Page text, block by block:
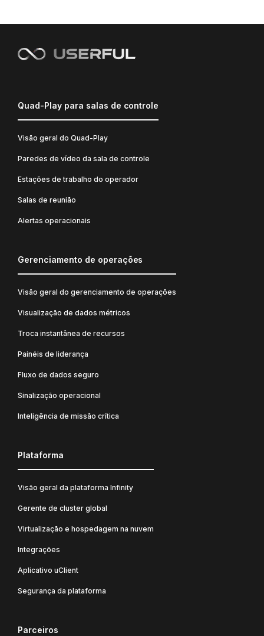
Quad-Play para salas de controle
Visão geral do Quad-Play
Paredes de vídeo da sala de controle
Estações de trabalho do operador
Salas de reunião
Alertas operacionais
Gerenciamento de operações
Visão geral do gerenciamento de operações
Visualização de dados métricos
Troca instantânea de recursos
Painéis de liderança
Fluxo de dados seguro
Sinalização operacional
Inteligência de missão crítica
Plataforma
Visão geral da plataforma Infinity
Gerente de cluster global
Virtualização e hospedagem na nuvem
Integrações
Aplicativo uClient
Segurança da plataforma
Parceiros